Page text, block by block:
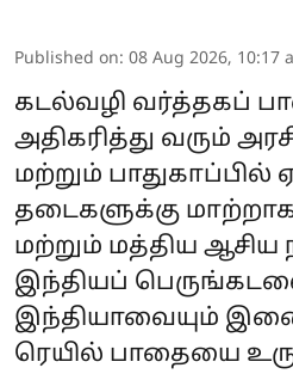
Published on: 08 Aug 2026, 10:17
கடல்வழி வர்த்தகப்
அதிகரித்து வரும்
மற்றும் பாதுகாப்பில்
தடைகளுக்கு
மற்றும் மத்திய ஆசிய
இந்தியப்
இந்தியாவையும்
ரெயில் பாதையை